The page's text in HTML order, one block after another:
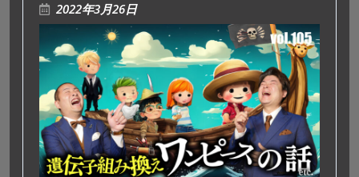
2022年3月26日